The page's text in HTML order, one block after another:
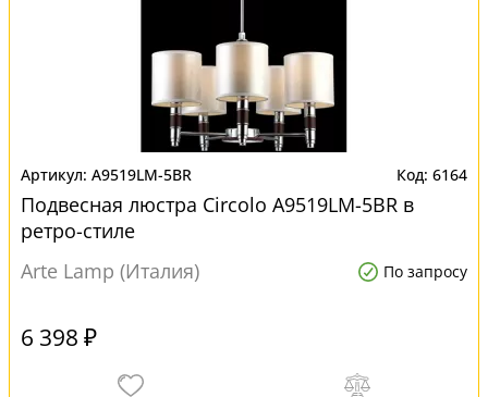
A9519LM-5BR 6164
Подвесная люстра Circolo A9519LM-5BR в
ретро-стиле
Arte Lamp (Италия)
По запросу
6 398 ₽